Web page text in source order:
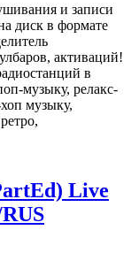
и записи
диск в формате
активаций!
в
музыку, релакс-
музыку,
Live